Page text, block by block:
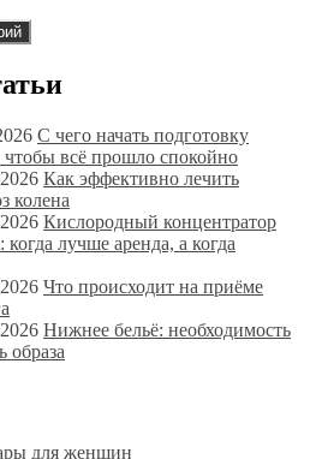
С чего начать подготовку
чтобы всё прошло спокойно
Как эффективно лечить
колена
Кислородный концентратор
когда лучше аренда, а когда
Что происходит на приёме
Нижнее бельё: необходимость
образа
для женщин